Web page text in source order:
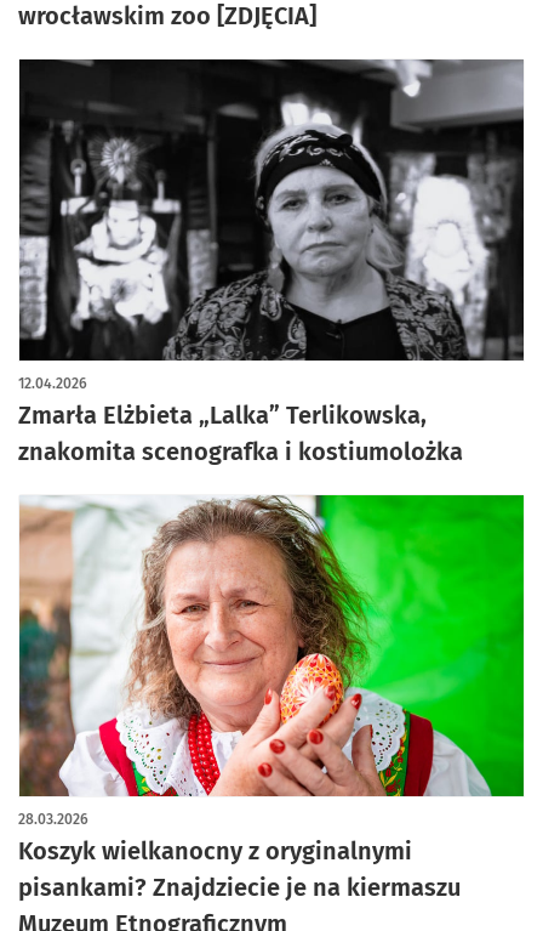
wrocławskim zoo [ZDJĘCIA]
Zmarła Elżbieta „Lalka” Terlikowska,
znakomita scenografka i kostiumolożka
12.04.2026
Koszyk wielkanocny z oryginalnymi
pisankami? Znajdziecie je na kiermaszu
Muzeum Etnograficznym
28.03.2026